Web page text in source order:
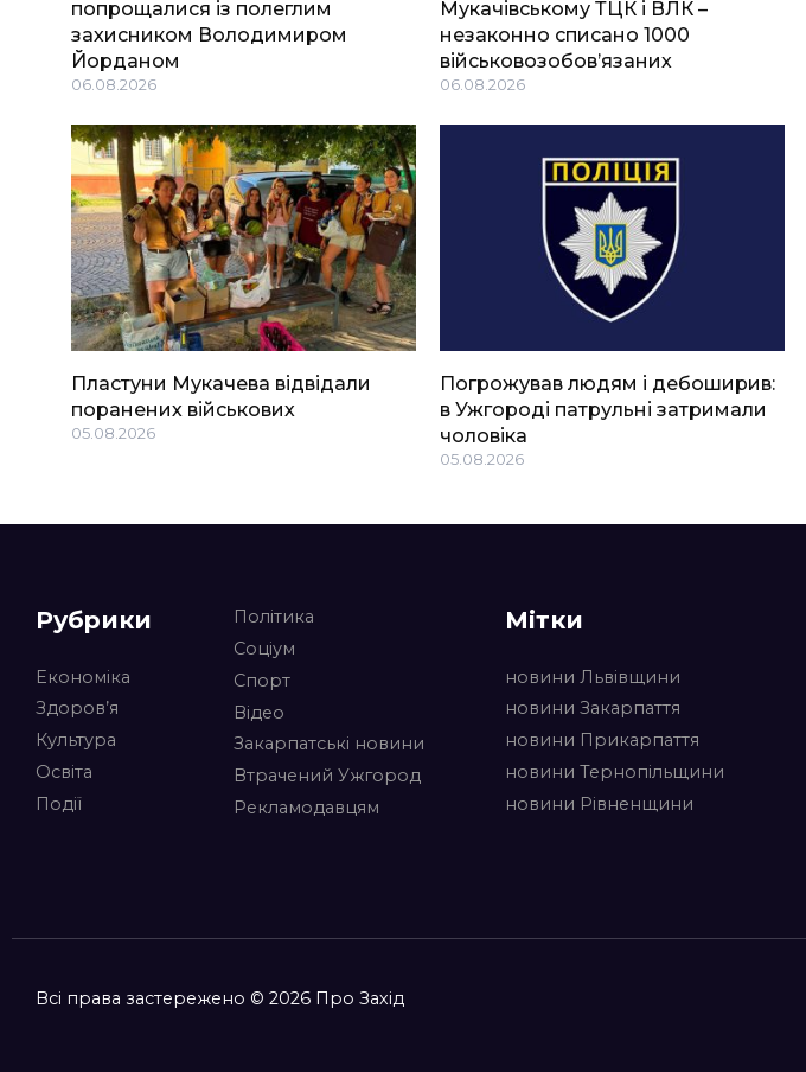
попрощалися із полеглим
захисником Володимиром
Йорданом
06.08.2026
Мукачівському ТЦК і ВЛК –
незаконно списано 1000
військовозобов’язаних
06.08.2026
Пластуни Мукачева відвідали
поранених військових
05.08.2026
Погрожував людям і дебоширив:
в Ужгороді патрульні затримали
чоловіка
05.08.2026
Рубрики
Економіка
Здоров’я
Культура
Освіта
Події
Політика
Соціум
Спорт
Відео
Закарпатські новини
Втрачений Ужгород
Рекламодавцям
Мітки
новини Львівщини
новини Закарпаття
новини Прикарпаття
новини Тернопільщини
новини Рівненщини
Всі права застережено © 2026 Про Захід